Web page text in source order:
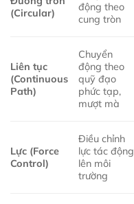
(Circular)
động theo
cung tròn
Liên tục
(Continuous
Path)
Chuyển
động theo
quỹ đạo
phức tạp,
mượt mà
Lực (Force
Control)
Điều chỉnh
lực tác động
lên môi
trường